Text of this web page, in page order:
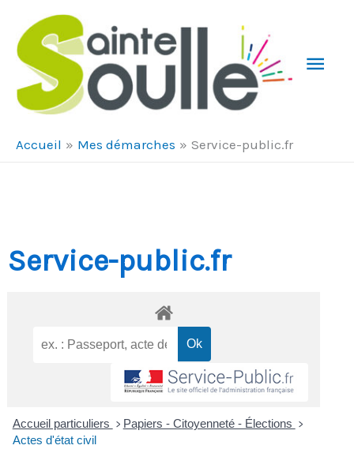
Accueil Mes démarches Service-public.fr
Service-public.fr
Accueil particuliers > Papiers - Citoyenneté - Élections >
Actes d'état civil